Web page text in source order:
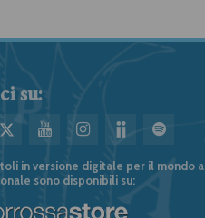
su:
in versione digitale per il mondo
sono disponibili su: